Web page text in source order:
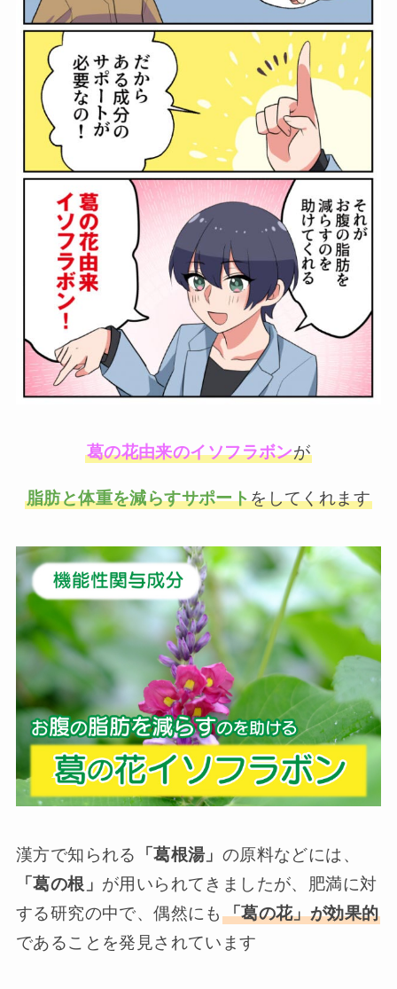
葛の花由来のイソフラボンが
脂肪と体重を減らすサポートをしてくれます
漢方で知られる 「葛根湯」 の原料などには、
「葛の根」 が用いられてきましたが、肥満に対
する研究の中で、偶然にも 「葛の花」が効果的
であることを発見されています